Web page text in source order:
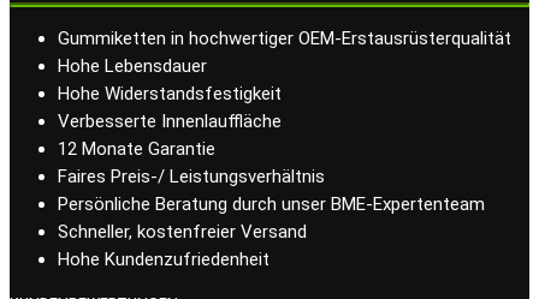
Gummiketten in hochwertiger OEM-Erstausrüsterqualität
Hohe Lebensdauer
Hohe Widerstandsfestigkeit
Verbesserte Innenlauffläche
12 Monate Garantie
Faires Preis-/ Leistungsverhältnis
Persönliche Beratung durch unser BME-Expertenteam
Schneller, kostenfreier Versand
Hohe Kundenzufriedenheit